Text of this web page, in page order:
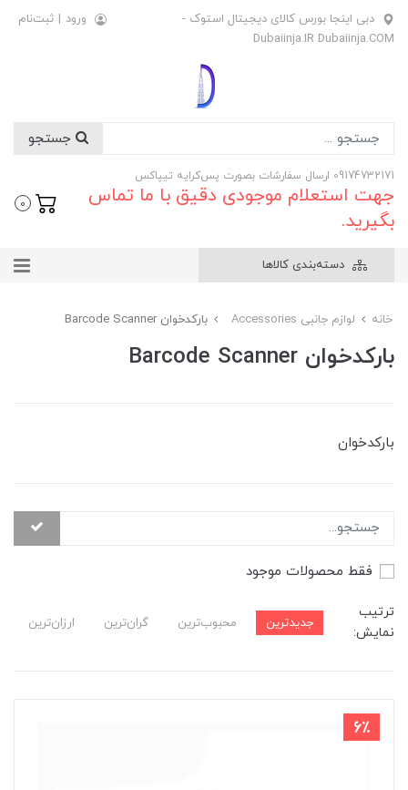
دبی اینجا بورس کالای دیجیتال استوک -
Dubaiinja.IR Dubaiinja.COM
ورود | ثبت‌نام
09174732171 ارسال سفارشات بصورت پس‌کرایه تیپاکس
جهت استعلام موجودی دقیق با ما تماس
بگیرید.
0
دسته‌بندی کالاها
خانه لوازم جانبی Accessories بارکدخوان Barcode Scanner
بارکدخوان Barcode Scanner
بارکدخوان
فقط محصولات موجود
ترتیب
نمایش:
جدیدترین محبوب‌ترین گران‌ترین ارزان‌ترین
6٪